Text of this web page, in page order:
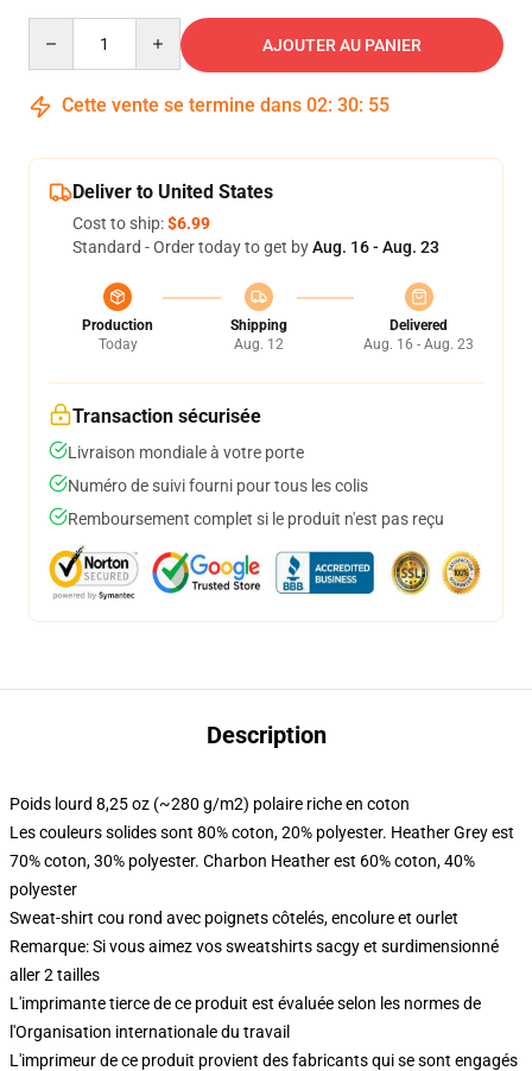
AJOUTER AU PANIER
Cette vente se termine dans 02: 30: 54
Deliver to United States
Cost to ship:$6.99
Standard - Order today to get byAug. 16 - Aug. 23
Production
Today
Shipping
Aug. 12
Delivered
Aug. 16 - Aug. 23
Transaction sécurisée
Livraison mondiale à votre porte
Numéro de suivi fourni pour tous les colis
Remboursement complet si le produit n'est pas reçu
Description
Poids lourd 8,25 oz (~280 g/m2) polaire riche en coton
Les couleurs solides sont 80% coton, 20% polyester. Heather Grey est
70% coton, 30% polyester. Charbon Heather est 60% coton, 40%
polyester
Sweat-shirt cou rond avec poignets côtelés, encolure et ourlet
Remarque: Si vous aimez vos sweatshirts sacgy et surdimensionné
aller 2 tailles
L'imprimante tierce de ce produit est évaluée selon les normes de
l'Organisation internationale du travail
L'imprimeur de ce produit provient des fabricants qui se sont engagés